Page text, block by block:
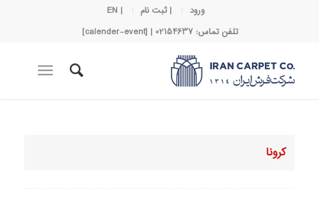
ورود | ثبت نام
| EN
تلفن تماس: 02154637 | [calender-event]
کرونا